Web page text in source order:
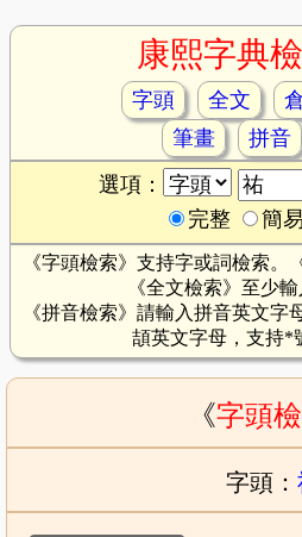
康熙字典
字頭 全文
筆畫
拼音
選項：
完整
簡易
《字頭檢索》支持字或詞檢索。
《全文檢索》至少輸
《拼音檢索》請輸入拼音英文字
頡英文字母，支持*
《字頭
字頭：